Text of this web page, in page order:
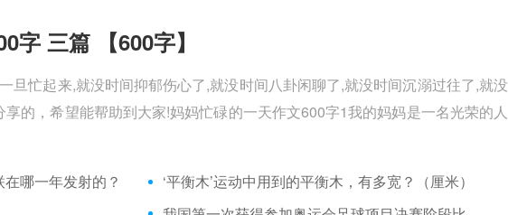
字 三篇 【600字】
旦忙起来,就没时间抑郁伤心了,就没时间八卦闲聊了,就没时间沉溺过往了,就没
的，希望能帮助到大家!妈妈忙碌的一天作文600字1我的妈妈是一名光荣的人
哪一年发射的？
‘平衡木’运动中用到的平衡木，有多宽？（厘米）